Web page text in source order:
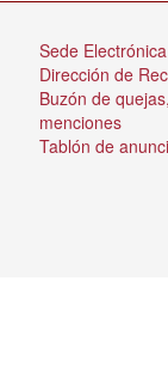
Sede Electrónica
Dirección de
Buzón de
menciones
Tablón de